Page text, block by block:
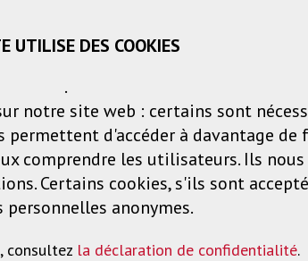
Listes de voeux
Solutions Services
UTILISE DES COOKIES
.
notre site web : certains sont
d'accéder à davantage
comprendre les utilisateurs. Ils
Certains cookies, s'ils sont
personnelles anonymes.
consultez la déclaration de confidentialité.